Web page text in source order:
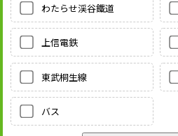
わたらせ渓谷鐵道
上信電鉄
東武桐生線
バス